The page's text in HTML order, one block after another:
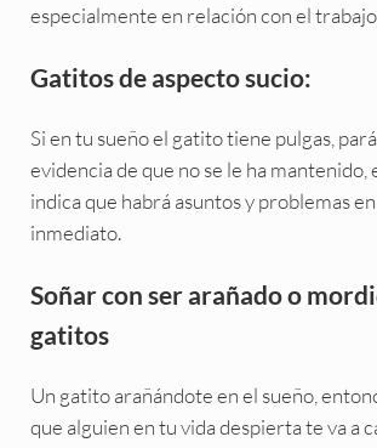
especialmente en relación con el trabajo
Gatitos de aspecto sucio:
Si en tu sueño el gatito tiene pulgas,
evidencia de que no se le ha mantenido,
indica que habrá asuntos y problemas
inmediato.
Soñar con ser arañado o
gatitos
Un gatito arañándote en el sueño,
que alguien en tu vida despierta te va a